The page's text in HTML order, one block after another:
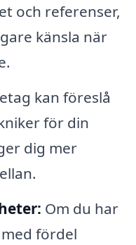
och referenser,
känsla när
kan föreslå
för din
dig mer
Om du har
fördel